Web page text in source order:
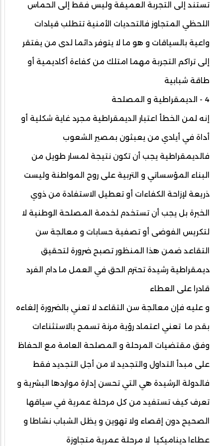
تستند إلى التجربة العميقة وليس فقط إلى الحماس
اللحظي المتجاوز فالتحديات الأمنية تتطلب قيادات
واعية بالسياقات و هو ما لا يتوفر دائما لدى من يفتقر
إلى تراكم التجربة مهما امتلك من كفاءة أكاديمية أو
طاقة شبابية
4 - الديمقراطية و المصلحة
إنه لمن الخطأ اعتبار الديمقراطية مجرد غاية شكلية أو
أداة في أيادي من يعبثون بمصير الشعوب
فالديمقراطية يجب أن تكون نتيجة لمسار طويل من
البناء المؤسساتي و التربية على روح المواطنة وليست
ذريعة لإزاحة الكفاءات أو تعطيل الاستفادة من ذوي
الخبرة بل يجب أن تستخدم لخدمة المصلحة الوطنية لا
لتكريس الفوضى أو تصفية حسابات و معالجة سن
التقاعد ضمن هذا المنظور تصبح ضرورة لتحقيق
ديمقراطية رشيدة تحترم الحق في العمل ما دام الفرد
قادرا على العطاء
و عليه فإن معالجة سن التقاعد لا تعني بالضرورة إلغاءه
بقدر ما تعني اعتماد رؤية مرنة تسمح بالاستثناءات
وفق مقتضيات المرحلة و المصلحة العامة مع الحفاظ
على مبدأ التداول والتجديد لا من أجل التجديد فقط
فالدولة الرشيدة هي التي تحسن إدارة مواردها البشرية و
تعرف كيف تستفيد من كل مرحلة عمرية في سياقها
الصحيح دون إقصاء ولا تهوين و يظل الشباب نشاطا و
عطاءا ديناميكيا لا مرحلة عمرية متجاوزة